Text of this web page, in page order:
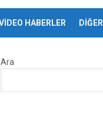
HABERLER DİĞER
Ara